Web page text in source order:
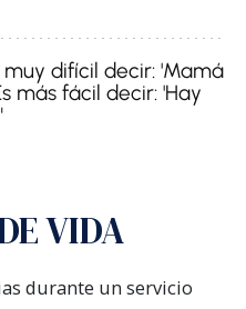
muy difícil decir: 'Mamá
más fácil decir: 'Hay
VIDA